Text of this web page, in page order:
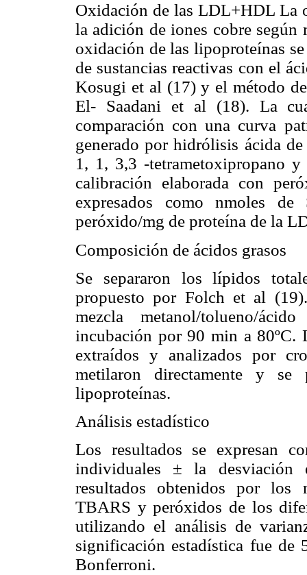
Oxidación de las LDL+HDL La
la adición de iones cobre según
oxidación de las lipoproteínas
de sustancias reactivas con el
Kosugi et al (17) y el método
El- Saadani et al (18). La
comparación con una curva
generado por hidrólisis ácida
1, 1, 3,3 -tetrametoxipropano
calibración elaborada con
expresados como nmoles
peróxido/mg de proteína de la
Composición de ácidos grasos
Se separaron los lípidos
propuesto por Folch et al
mezcla metanol/tolueno/
incubación por 90 min a 80ºC.
extraídos y analizados por
metilaron directamente y
lipoproteínas.
Análisis estadístico
Los resultados se expresan
individuales ± la desviación
resultados obtenidos por los
TBARS y peróxidos de los
utilizando el análisis de
significación estadística fue de
Bonferroni.